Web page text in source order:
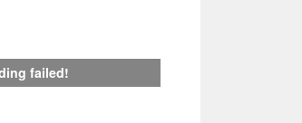
failed!